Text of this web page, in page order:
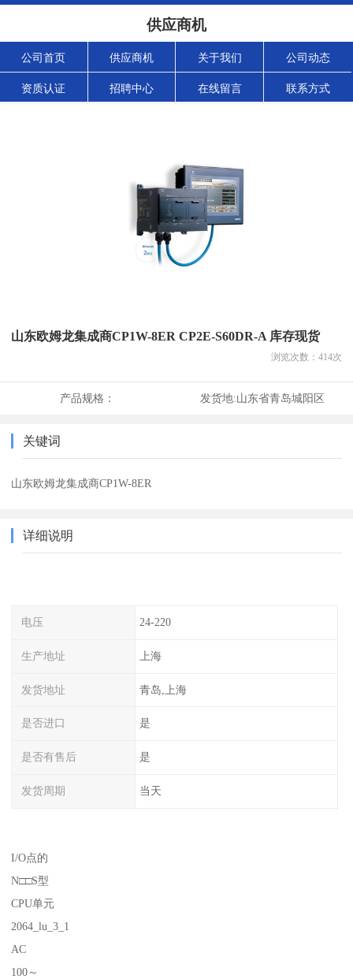
供应商机
公司首页 供应商机 关于我们 公司动态
资质认证 招聘中心 在线留言 联系方式
山东欧姆龙集成商CP1W-8ER CP2E-S60DR-A 库存现货
浏览次数： 414次
产品规格： 发货地:山东省青岛城阳区
关键词
山东欧姆龙集成商CP1W-8ER
详细说明
电压 24-220
生产地址 上海
发货地址 青岛,上海
是否进口 是
是否有售后 是
发货周期 当天
I/O点的
N□□S型
CPU单元
2064_lu_3_1
AC
100～